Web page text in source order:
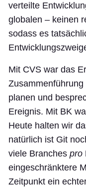
verteilte
globalen – keinen
sodass es
Mit CVS war das
planen und
Ereignis. Mit BK
Heute halten wir
natürlich ist Git
viele Branches pro
eingeschränktere
Zeitpunkt ein